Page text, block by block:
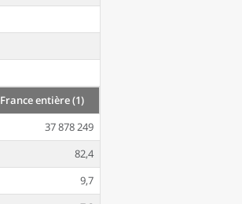
France entière (1)
37 878 249
82,4
9,7